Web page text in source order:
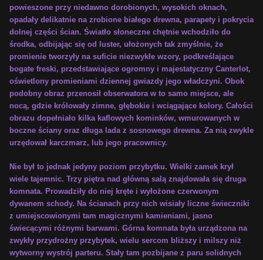
powieszone przy niedawno dorobionych, wysokich oknach,
opadały delikatnie na zrobione białego drewna, parapety i pokrycia
dolnej części ścian. Światło słoneczne chętnie wchodziło do
środka, odbijając się od luster, ułożonych tak zmyślnie, że
promienie tworzyły na suficie niezwykłe wzory, podkreślające
bogate freski, przedstawiające ogromny i majestatyczny Canterlot,
oświetlony promieniami dziennej gwiazdy jego władczyni. Obok
podobny obraz przenosił obserwatora w to samo miejsce, ale
nocą, gdzie królowały zimne, głębokie i wciągające kolory. Całości
obrazu dopełniało kilka kaflowych kominków, wmurowanych w
boczne ściany oraz długa lada z sosnowego drewna. Za nią zwykle
urzędował karczmarz, lub jego pracownicy.
Nie był to jednak jedyny poziom przybytku. Wielki zamek krył
wiele tajemnic. Trzy piętra nad główną salą znajdowała się druga
komnata. Prowadziły do niej kręte i wyłożone czerwonym
dywanem schody. Na ścianach przy nich wisiały liczne świeczniki
z umiejscowionymi tam magicznymi kamieniami, jasno
świecącymi różnymi barwami. Górna komnata była urządzona na
zwykły przydrożny przybytek, wielu sercom bliższy i milszy niż
wytworny wystrój parteru. Stały tam pozbijane z paru solidnych